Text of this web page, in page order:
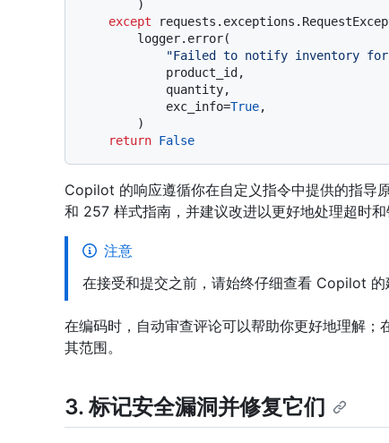
except
"Failed to notify inventory for
            exc_info=
True,
return False
Copilot 的响应遵循你在自定义指令中提供的指导
和 257 样式指南，并建议改进以更好地处理超时
注意
在接受和提交之前，请始终仔细查看 Copilot 的
在编码时，自动审查评论可以帮助你更好地理解
其范围。
3. 标记安全漏洞并修复它们